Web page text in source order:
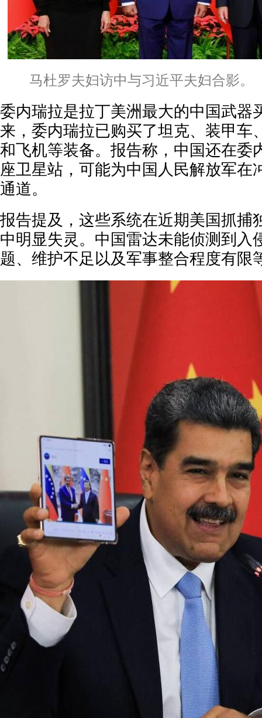
马杜罗夫妇访中与习近平夫妇合影。
委内瑞拉是拉丁美洲最大的中国武器
来，委内瑞拉已购买了坦克、装甲车
和飞机等装备。报告称，中国还在委
座卫星站，可能为中国人民解放军在
通道。
报告提及，这些系统在近期美国抓捕
中明显失灵。中国雷达未能侦测到入
题、维护不足以及军事整合程度有限